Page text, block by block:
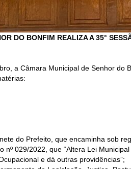
DO BONFIM REALIZA A 35°
a Câmara Municipal de Senhor do
do Prefeito, que encaminha sob
nº 029/2022, que “Altera Lei
e dá outras providências”;